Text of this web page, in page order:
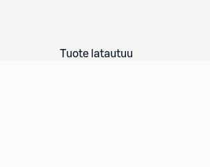
Tuote latautuu